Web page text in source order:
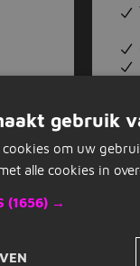
gebruik
om uw
alle cookies in
(1656) →